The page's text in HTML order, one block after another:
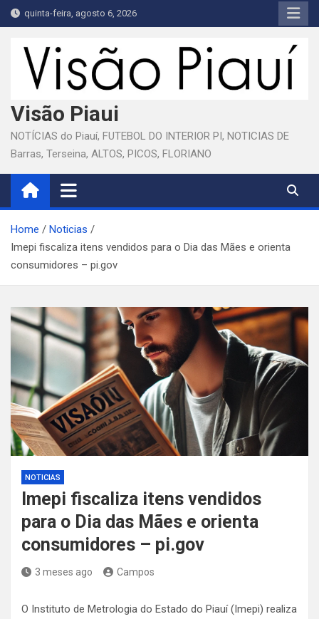
Skip
to
quinta-feira, agosto 6, 2026
Visão Piaui
NOTÍCIAS do Piauí, FUTEBOL DO INTERIOR PI, NOTICIAS DE
Barras, Terseina, ALTOS, PICOS, FLORIANO
Home
Noticias
Imepi fiscaliza itens vendidos para o Dia das Mães e orienta
consumidores – pi.gov
NOTICIAS
Imepi fiscaliza itens vendidos
para o Dia das Mães e orienta
consumidores – pi.gov
3 meses ago Campos
O Instituto de Metrologia do Estado do Piauí (Imepi) realiza